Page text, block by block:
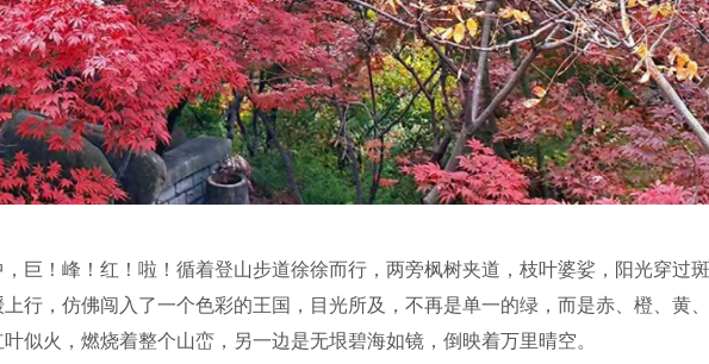
巨！峰！红！啦！循着登山步道徐徐而行，两旁枫树夹道，枝叶婆娑，阳光穿过
行，仿佛闯入了一个色彩的王国，目光所及，不再是单一的绿，而是赤、橙、黄
似火，燃烧着整个山峦，另一边是无垠碧海如镜，倒映着万里晴空。